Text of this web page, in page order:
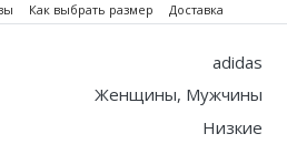
Как выбрать размер Доставка
adidas
Женщины, Мужчины
Низкие